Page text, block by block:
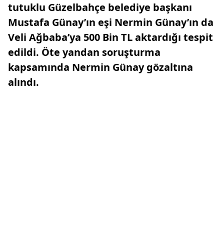
tutuklu Güzelbahçe belediye başkanı
Mustafa Günay’ın eşi Nermin Günay’ın da
Veli Ağbaba’ya 500 Bin TL aktardığı tespit
edildi. Öte yandan soruşturma
kapsamında Nermin Günay gözaltına
alındı.